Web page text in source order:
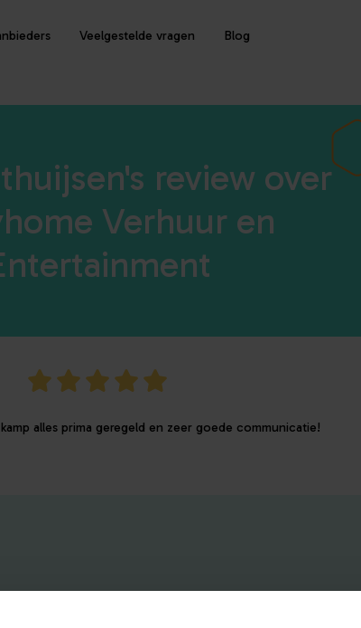
Veelgestelde vragen Blog
review over
Verhuur en
alles prima geregeld en zeer goede communicatie!